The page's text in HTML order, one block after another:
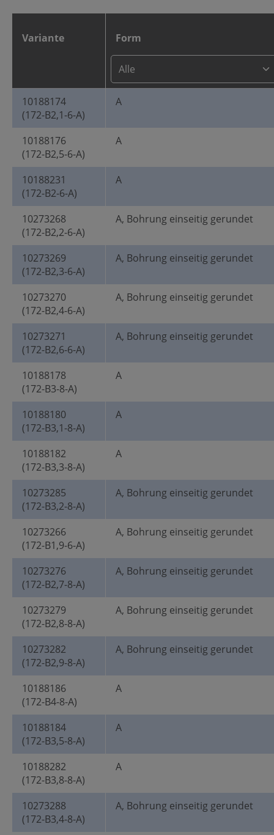
Variante Form
10188174
(172-B2,1-6-A)
A
10188176
(172-B2,5-6-A)
A
10188231
(172-B2-6-A)
A
10273268
(172-B2,2-6-A)
A, Bohrung einseitig gerundet
10273269
(172-B2,3-6-A)
A, Bohrung einseitig gerundet
10273270
(172-B2,4-6-A)
A, Bohrung einseitig gerundet
10273271
(172-B2,6-6-A)
A, Bohrung einseitig gerundet
10188178
(172-B3-8-A)
A
10188180
(172-B3,1-8-A)
A
10188182
(172-B3,3-8-A)
A
10273285
(172-B3,2-8-A)
A, Bohrung einseitig gerundet
10273266
(172-B1,9-6-A)
A, Bohrung einseitig gerundet
10273276
(172-B2,7-8-A)
A, Bohrung einseitig gerundet
10273279
(172-B2,8-8-A)
A, Bohrung einseitig gerundet
10273282
(172-B2,9-8-A)
A, Bohrung einseitig gerundet
10188186
(172-B4-8-A)
A
10188184
(172-B3,5-8-A)
A
10188282
(172-B3,8-8-A)
A
10273288
(172-B3,4-8-A)
A, Bohrung einseitig gerundet